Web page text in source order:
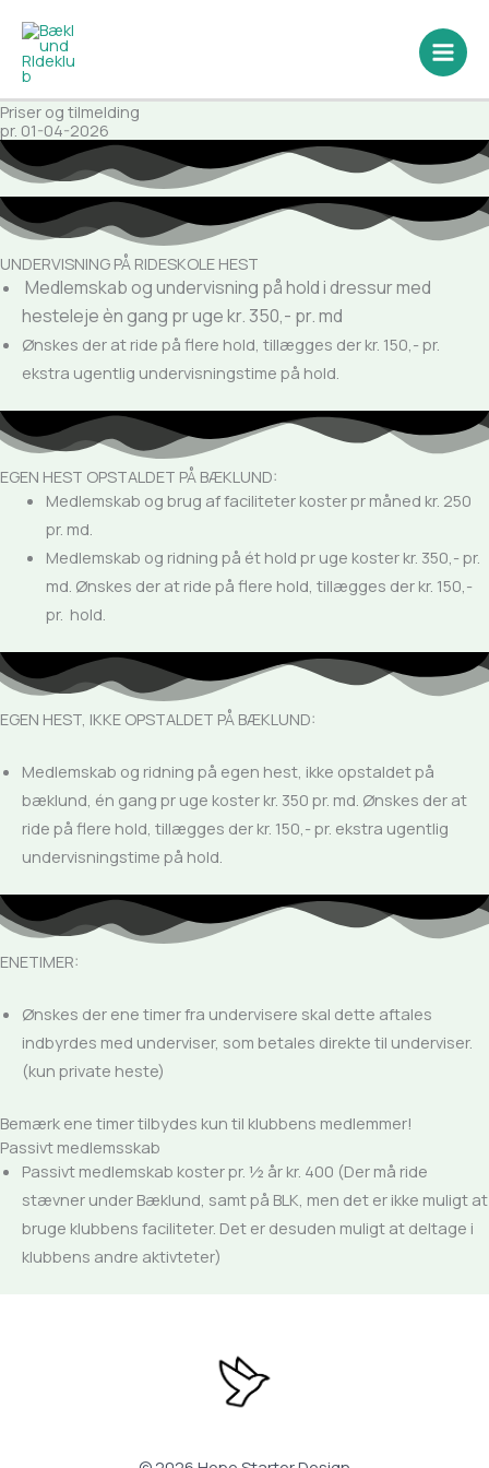
indholdet
Priser og tilmelding
pr. 01-04-2026
UNDERVISNING PÅ RIDESKOLE HEST
Medlemskab og undervisning på hold i dressur med
hesteleje èn gang pr uge kr. 350,- pr. md
Ønskes der at ride på flere hold, tillægges der kr. 150,- pr.
ekstra ugentlig undervisningstime på hold.
EGEN HEST OPSTALDET PÅ BÆKLUND:
Medlemskab og brug af faciliteter koster pr måned kr. 250
pr. md.
Medlemskab og ridning på ét hold pr uge koster kr. 350,- pr.
md. Ønskes der at ride på flere hold, tillægges der kr. 150,-
pr. hold.
EGEN HEST, IKKE OPSTALDET PÅ BÆKLUND:
Medlemskab og ridning på egen hest, ikke opstaldet på
bæklund, én gang pr uge koster kr. 350 pr. md. Ønskes der at
ride på flere hold, tillægges der kr. 150,- pr. ekstra ugentlig
undervisningstime på hold.
ENETIMER:
Ønskes der ene timer fra undervisere skal dette aftales
indbyrdes med underviser, som betales direkte til underviser.
(kun private heste)
Bemærk ene timer tilbydes kun til klubbens medlemmer!
Passivt medlemsskab
Passivt medlemskab koster pr. ½ år kr. 400 (Der må ride
stævner under Bæklund, samt på BLK, men det er ikke muligt at
bruge klubbens faciliteter. Det er desuden muligt at deltage i
klubbens andre aktivteter)